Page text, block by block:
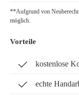
**Aufgrund von
möglich.
Vorteile
kostenlose
echte